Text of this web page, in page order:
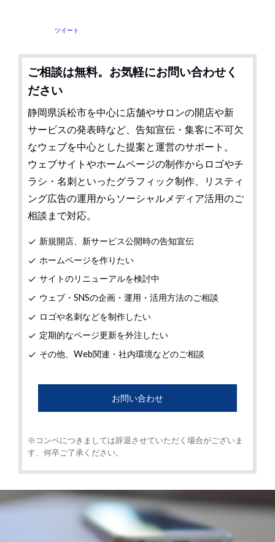
ツイート
ご相談は無料。お気軽にお問い合わせく
ださい
静岡県浜松市を中心に店舗やサロンの開店や新
サービスの発表時など、告知宣伝・集客に不可欠
なウェブを中心とした提案と運営のサポート。
ウェブサイトやホームページの制作からロゴやチ
ラシ・名刺といったグラフィック制作、リスティ
ング広告の運用からソーシャルメディア活用のご
相談まで対応。
check 新規開店、新サービス公開時の告知宣伝
check ホームページを作りたい
check サイトのリニューアルを検討中
check ウェブ・SNSの企画・運用・活用方法のご相談
check ロゴや名刺などを制作したい
check 定期的なページ更新を外注したい
check その他、Web関連・社内環境などのご相談
お問い合わせ
※コンペにつきましては辞退させていただく場合がございま
す、何卒ご了承ください。